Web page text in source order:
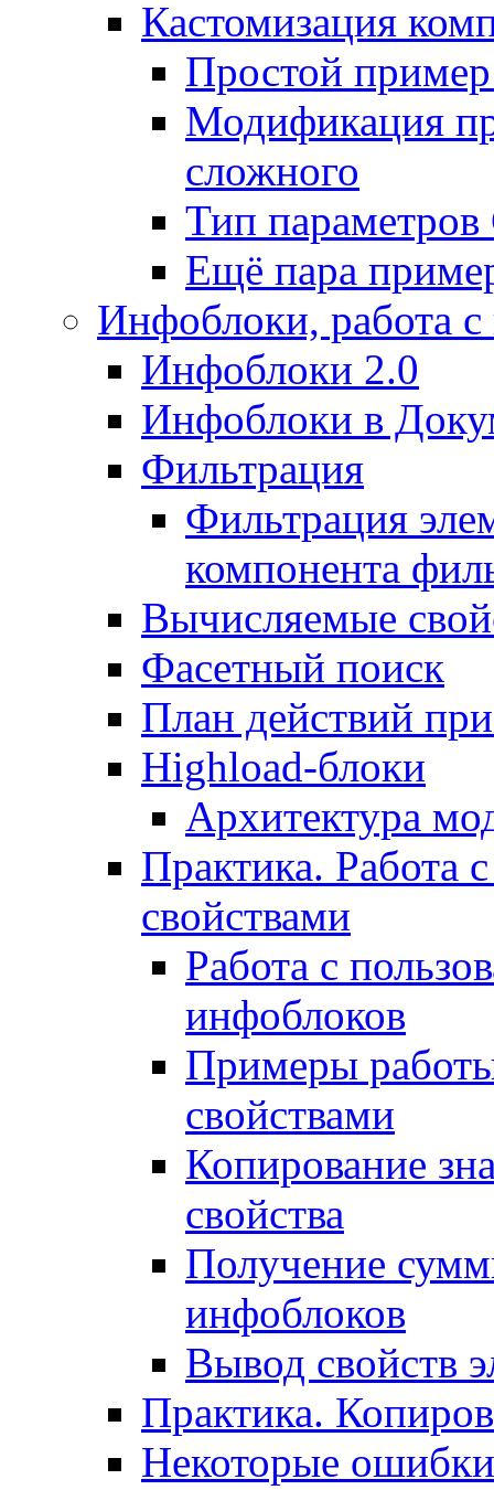
Кастомизация
Простой
Модификация
сложного
Тип
Ещё пара
Инфоблоки, работа
Инфоблоки 2.0
Инфоблоки в
Фильтрация
Фильтрация
компонента
Вычисляемые
Фасетный поиск
План действий
Highload-блоки
Архитектура
Практика. Работа
свойствами
Работа с
инфоблоков
Примеры
свойствами
Копирование
свойства
Получение
инфоблоков
Вывод свойств
Практика.
Некоторые